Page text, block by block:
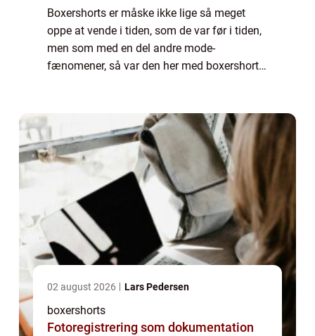
Boxershorts er måske ikke lige så meget
oppe at vende i tiden, som de var før i tiden,
men som med en del andre mode-
fænomener, så var den her med boxershorts
02 august 2026 Lars Pedersen
boxershorts
Fotoregistrering som dokumentation